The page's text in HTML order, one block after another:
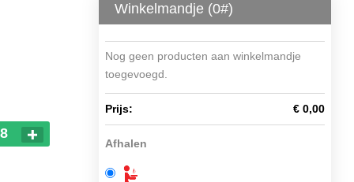
Winkelmandje (0#)
Nog geen producten aan winkelmandje
toegevoegd.
Prijs: € 0,00
Afhalen